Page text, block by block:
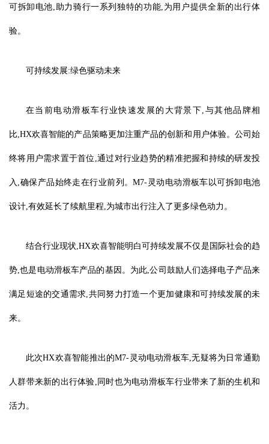
可拆卸电池,助力骑行一系列独特的功能,为用户提供全新的出行体
验。
可持续发展:绿色驱动未来
在当前电动滑板车行业快速发展的大背景下,与其他品牌相
比,HX欢喜智能的产品策略更加注重产品的创新和用户体验。公司始
终将用户需求置于首位,通过对行业趋势的精准把握和持续的研发投
入,确保产品始终走在行业前列。M7-灵动电动滑板车以可拆卸电池
设计,有效延长了续航里程,为城市出行注入了更多绿色动力。
结合行业现状,HX欢喜智能明白可持续发展不仅是国际社会的趋
势,也是电动滑板车产品的基因。为此,公司鼓励人们选择电子产品来
满足短途的交通需求,共同努力打造一个更加健康和可持续发展的未
来。
此次HX欢喜智能推出的M7-灵动电动滑板车,无疑将为日常通勤
人群带来新的出行体验,同时也为电动滑板车行业带来了新的生机和
活力。